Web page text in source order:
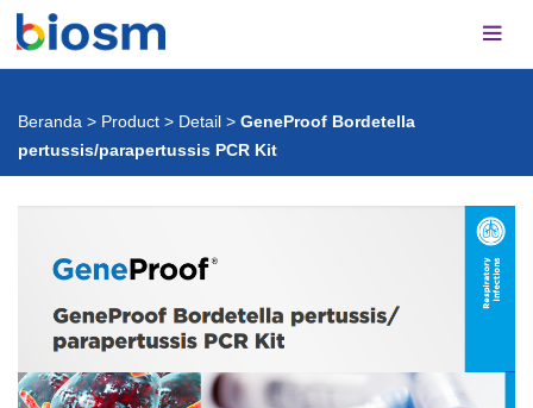
Beranda > Product > Detail > GeneProof Bordetella
pertussis/parapertussis PCR Kit